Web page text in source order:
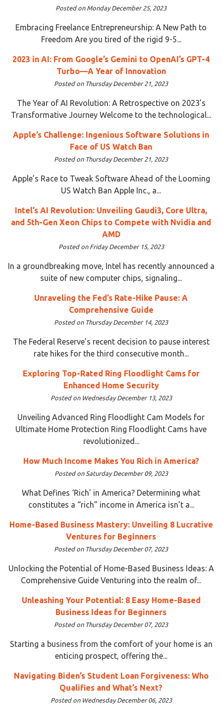
Posted on Monday December 25, 2023
Embracing Freelance Entrepreneurship: A New Path to
Freedom Are you tired of the rigid 9-5...
2023 in AI: From Google’s Gemini to OpenAI’s GPT-4
Turbo—A Year of Innovation
Posted on Thursday December 21, 2023
The Year of AI Revolution: A Retrospective on 2023’s
Transformative Journey Welcome to the technological...
Apple’s Challenge: Ingenious Software Solutions in
Face of US Watch Ban
Posted on Thursday December 21, 2023
Apple’s Race to Tweak Software Ahead of the Looming
US Watch Ban Apple Inc., a...
Intel’s AI Revolution: Unveiling Gaudi3, Core Ultra,
and 5th-Gen Xeon Chips to Compete with Nvidia and
AMD
Posted on Friday December 15, 2023
In a groundbreaking move, Intel has recently announced a
suite of new computer chips, signaling...
Unraveling the Fed’s Rate-Hike Pause: A
Comprehensive Guide
Posted on Thursday December 14, 2023
The Federal Reserve’s recent decision to pause interest
rate hikes for the third consecutive month...
Exploring Top-Rated Ring Floodlight Cams for
Enhanced Home Security
Posted on Wednesday December 13, 2023
Unveiling Advanced Ring Floodlight Cam Models for
Ultimate Home Protection Ring Floodlight Cams have
revolutionized...
How Much Income Makes You Rich in America?
Posted on Saturday December 09, 2023
What Defines ‘Rich’ in America? Determining what
constitutes a “rich” income in America isn’t a...
Home-Based Business Mastery: Unveiling 8 Lucrative
Ventures for Beginners
Posted on Thursday December 07, 2023
Unlocking the Potential of Home-Based Business Ideas: A
Comprehensive Guide Venturing into the realm of...
Unleashing Your Potential: 8 Easy Home-Based
Business Ideas for Beginners
Posted on Thursday December 07, 2023
Starting a business from the comfort of your home is an
enticing prospect, offering the...
Navigating Biden’s Student Loan Forgiveness: Who
Qualifies and What’s Next?
Posted on Wednesday December 06, 2023